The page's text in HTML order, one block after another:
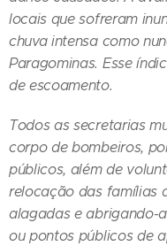
locais que sofreram
chuva intensa como
Paragominas. Esse
de escoamento.
Todos as secretarias
corpo de bombeiros,
públicos, além de
relocação das famílias
alagadas e abrigando-
ou pontos públicos de